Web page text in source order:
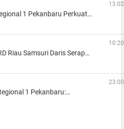
13:02
1 Pekanbaru Perkuat…
10:20
Riau Samsuri Daris Serap…
23:00
1 Pekanbaru:…